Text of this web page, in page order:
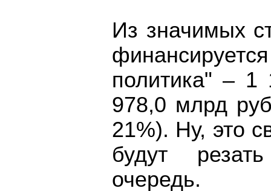
Из значимых
политика" – 1
978,0 млрд
21%). Ну, это
будут
очередь.